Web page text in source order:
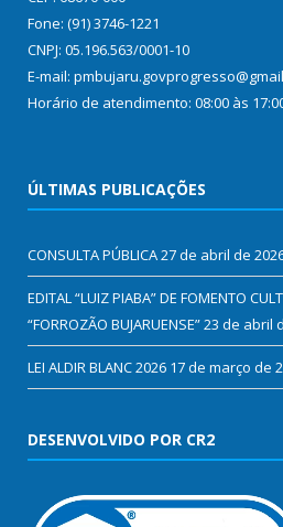
Fone: (91) 3746-1221
CNPJ: 05.196.563/0001-10
E-mail:
Horário de atendimento: 08:00 às
ÚLTIMAS PUBLICAÇÕES
CONSULTA PÚBLICA27 de abril de
EDITAL “LUIZ PIABA” DE FOMENTO
“FORROZÃO BUJARUENSE”23 de abril
LEI ALDIR BLANC 2026 17 de março de
DESENVOLVIDO POR CR2